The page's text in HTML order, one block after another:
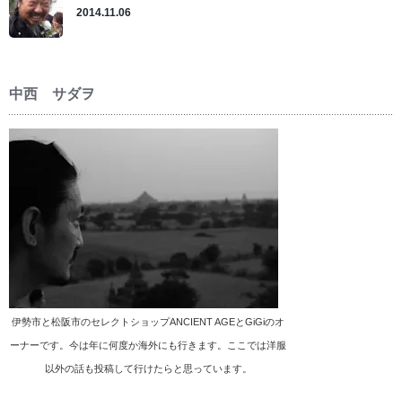
2014.11.06
中西 サダヲ
伊勢市と松阪市のセレクトショップANCIENT AGEとGiGiのオ
ーナーです。今は年に何度か海外にも行きます。ここでは洋服
以外の話も投稿して行けたらと思っています。